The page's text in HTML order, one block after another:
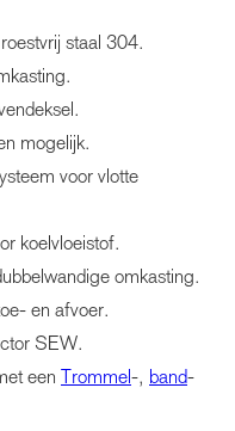
staal 304.
mogelijk.
voor vlotte
koelvloeistof.
omkasting.
en afvoer.
SEW.
een Trommel-, band-